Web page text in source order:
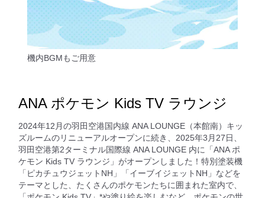
機内BGMもご用意
ANA ポケモン Kids TV ラウンジ
2024年12月の羽田空港国内線 ANA LOUNGE（本館南）キッ
ズルームのリニューアルオープンに続き、2025年3月27日、
羽田空港第2ターミナル国際線 ANA LOUNGE 内に「ANA ポ
ケモン Kids TV ラウンジ」がオープンしました！特別塗装機
「ピカチュウジェットNH」「イーブイジェットNH」などを
テーマとした、たくさんのポケモンたちに囲まれた室内で、